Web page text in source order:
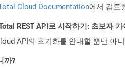
Cloud Documentation에서 검토
REST API로 시작하기: 초보자 가
API의 초기화를 안내할 뿐만 아
까?